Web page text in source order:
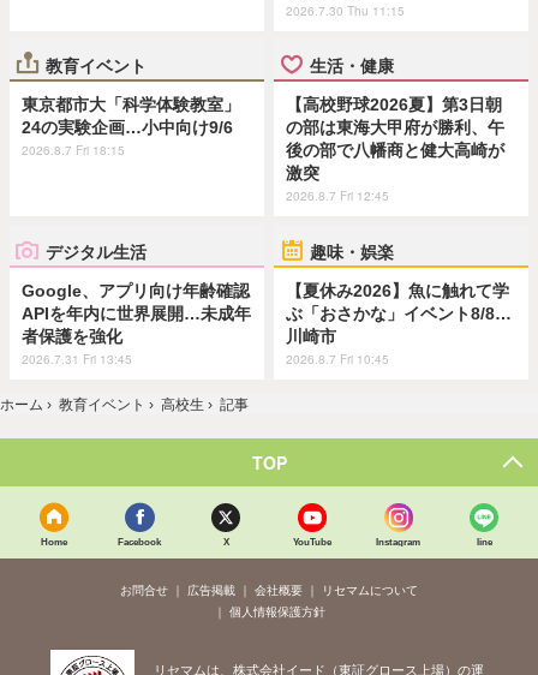
2026.7.30 Thu 11:15
教育イベント
東京都市大「科学体験教室」
24の実験企画…小中向け9/6
2026.8.7 Fri 18:15
生活・健康
【高校野球2026夏】第3日朝
の部は東海大甲府が勝利、午
後の部で八幡商と健大高崎が
激突
2026.8.7 Fri 12:45
デジタル生活
Google、アプリ向け年齢確認
APIを年内に世界展開…未成年
者保護を強化
2026.7.31 Fri 13:45
趣味・娯楽
【夏休み2026】魚に触れて学
ぶ「おさかな」イベント8/8…
川崎市
2026.8.7 Fri 10:45
ホーム › 教育イベント › 高校生 › 記事
TOP
Home Facebook X YouTube Instagram line
お問合せ 広告掲載 会社概要
リセマムについて
個人情報保護方針
リセマムは、株式会社イード（東証グロース上場）の運